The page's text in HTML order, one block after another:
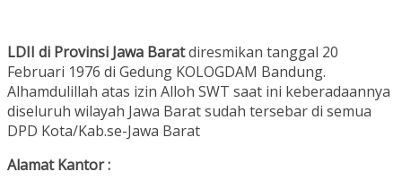
LDII di Provinsi Jawa Baratdiresmikan tanggal 20
Februari 1976 di Gedung KOLOGDAM Bandung.
Alhamdulillah atas izin Alloh SWT saat ini keberadaannya
diseluruh wilayah Jawa Barat sudah tersebar di semua
DPD Kota/Kab.se-Jawa Barat
Alamat Kantor :